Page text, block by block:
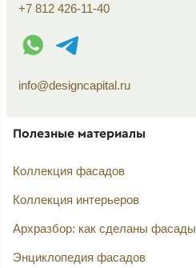
+7 812 426-11-40
WhatsApp контакт
Telegram контакт
info@designcapital.ru
Полезные материалы
Коллекция фасадов
Коллекция интерьеров
Архразбор: как сделаны фасады
Энциклопедия фасадов